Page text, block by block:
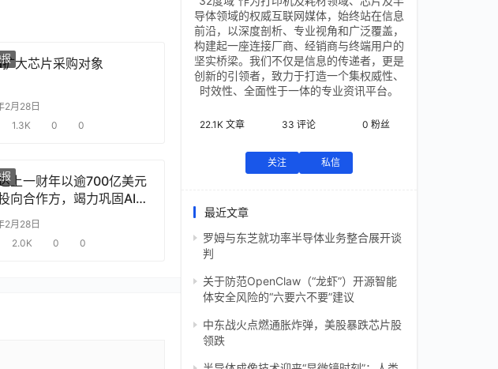
大芯片采购对象
2月28日
1.3K 0 0
上一财年以逾700亿美元
向合作方，竭力巩固AI芯
2月28日
2.0K 0 0
导体领域的权威互联网媒体，始终站在信息
前沿，以深度剖析、专业视角和广泛覆盖，
构建起一座连接厂商、经销商与终端用户的
坚实桥梁。我们不仅是信息的传递者，更是
创新的引领者，致力于打造一个集权威性、
时效性、全面性于一体的专业资讯平台。
22.1K 文章 33 评论 0 粉丝
关注 私信
最近文章
罗姆与东芝就功率半导体业务整合展开谈
判
关于防范OpenClaw（“龙虾”）开源智能
体安全风险的“六要六不要”建议
中东战火点燃通胀炸弹，美股暴跌芯片股
领跌